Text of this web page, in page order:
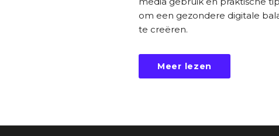
om een gezondere digitale
te creëren.
Meer lezen